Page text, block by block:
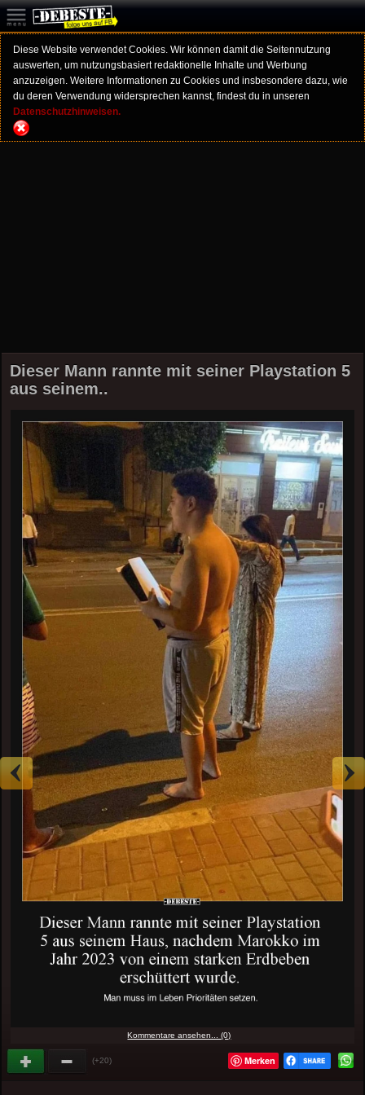
Diese Website verwendet Cookies. Wir können damit die Seitennutzung
auswerten, um nutzungsbasiert redaktionelle Inhalte und Werbung
anzuzeigen. Weitere Informationen zu Cookies und insbesondere dazu, wie
du deren Verwendung widersprechen kannst, findest du in unseren
Datenschutzhinweisen.
Dieser Mann rannte mit seiner Playstation 5
aus seinem..
Kommentare ansehen... (0)
(+20) Merken